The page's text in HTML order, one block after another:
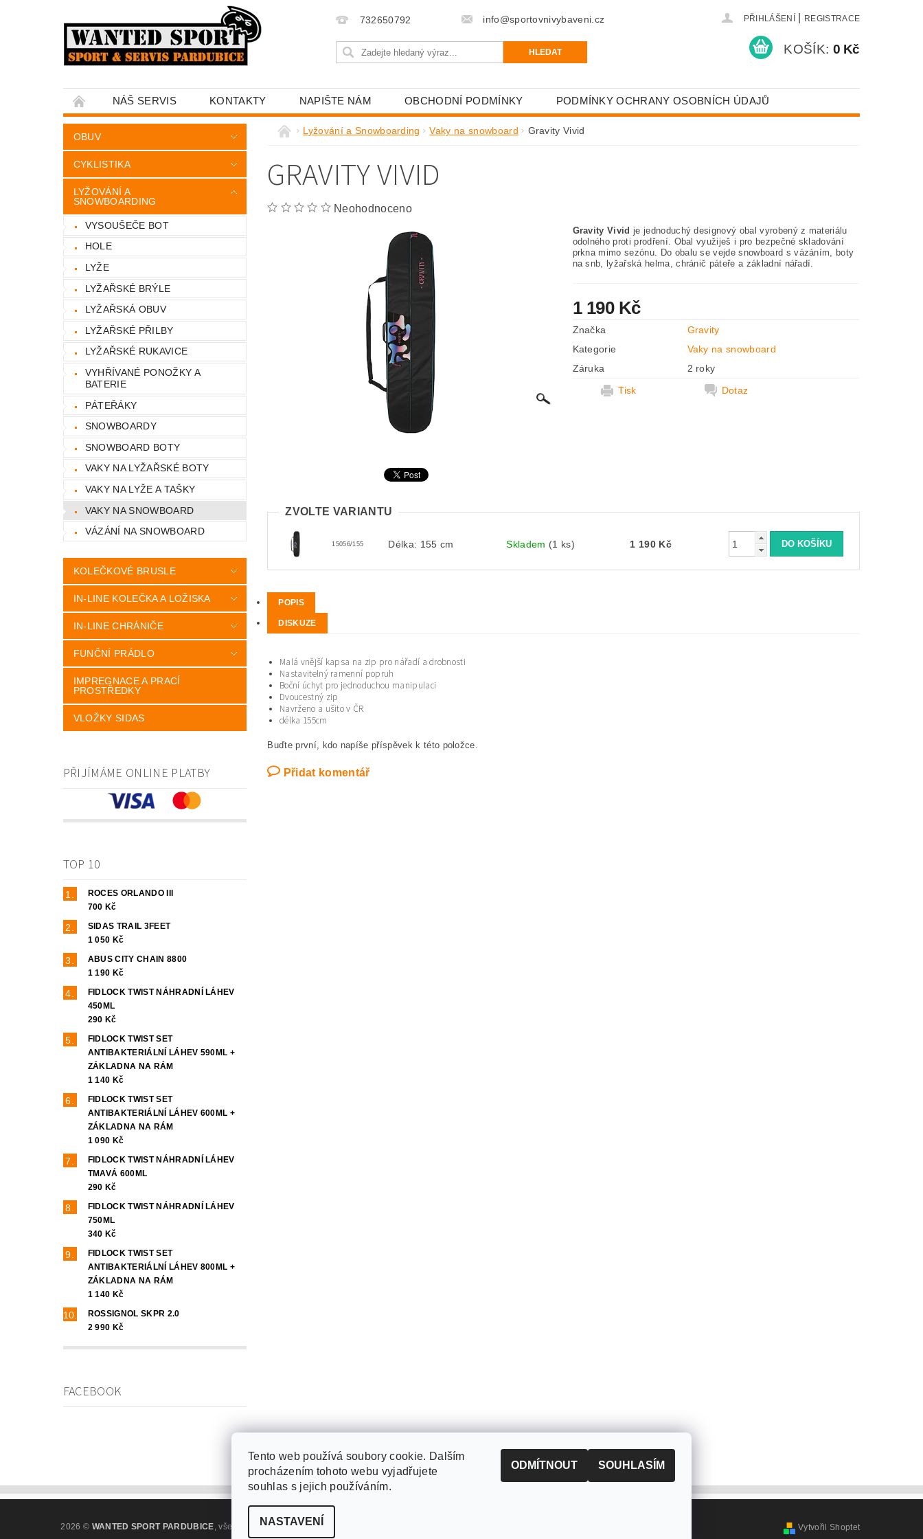
732650792 info@sportovnivybaveni.cz PŘIHLÁŠENÍ REGISTRACE
KOŠÍK: 0 Kč
NÁŠ SERVIS KONTAKTY NAPIŠTE NÁM OBCHODNÍ PODMÍNKY PODMÍNKY OCHRANY OSOBNÍCH ÚDAJŮ
OBUV
CYKLISTIKA
LYŽOVÁNÍ A
SNOWBOARDING
VYSOUŠEČE BOT
HOLE
LYŽE
LYŽAŘSKÉ BRÝLE
LYŽAŘSKÁ OBUV
LYŽAŘSKÉ PŘILBY
LYŽAŘSKÉ RUKAVICE
VYHŘÍVANÉ PONOŽKY A
BATERIE
PÁTEŘÁKY
SNOWBOARDY
SNOWBOARD BOTY
VAKY NA LYŽAŘSKÉ BOTY
VAKY NA LYŽE A TAŠKY
VAKY NA SNOWBOARD
VÁZÁNÍ NA SNOWBOARD
KOLEČKOVÉ BRUSLE
IN-LINE KOLEČKA A LOŽISKA
IN-LINE CHRÁNIČE
FUNČNÍ PRÁDLO
IMPREGNACE A PRACÍ
PROSTŘEDKY
VLOŽKY SIDAS
PŘIJÍMÁME ONLINE PLATBY
TOP 10
ROCES ORLANDO III
700 Kč
SIDAS TRAIL 3FEET
1 050 Kč
ABUS CITY CHAIN 8800
1 190 Kč
FIDLOCK TWIST NÁHRADNÍ LÁHEV
450ML
290 Kč
FIDLOCK TWIST SET
ANTIBAKTERIÁLNÍ LÁHEV 590ML +
ZÁKLADNA NA RÁM
1 140 Kč
FIDLOCK TWIST SET
ANTIBAKTERIÁLNÍ LÁHEV 600ML +
ZÁKLADNA NA RÁM
1 090 Kč
FIDLOCK TWIST NÁHRADNÍ LÁHEV
TMAVÁ 600ML
290 Kč
FIDLOCK TWIST NÁHRADNÍ LÁHEV
750ML
340 Kč
FIDLOCK TWIST SET
ANTIBAKTERIÁLNÍ LÁHEV 800ML +
ZÁKLADNA NA RÁM
1 140 Kč
ROSSIGNOL SKPR 2.0
2 990 Kč
FACEBOOK
Lyžování a Snowboarding Vaky na snowboard Gravity Vivid
GRAVITY VIVID
Neohodnoceno
Gravity Vivid je jednoduchý designový obal vyrobený z materiálu
odolného proti prodření. Obal využiješ i pro bezpečné skladování
prkna mimo sezónu. Do obalu se vejde snowboard s vázáním, boty
na snb, lyžařská helma, chránič páteře a základní nářadí.
1 190 Kč
Značka
Gravity
Kategorie
Vaky na snowboard
Záruka
2 roky
Tisk
Dotaz
ZVOLTE VARIANTU
15056/155 Délka: 155 cm Skladem (1 ks) 1 190 Kč
POPIS
DISKUZE
Malá vnější kapsa na zip pro nářadí a drobnosti
Nastavitelný ramenní popruh
Boční úchyt pro jednoduchou manipulaci
Dvoucestný zip
Navrženo a ušito v ČR
délka 155cm
Buďte první, kdo napíše příspěvek k této položce.
Přidat komentář
2026 © WANTED SPORT PARDUBICE, všechna práva vyhrazenaUpravit nastavení cookies Vytvořil Shoptet
Tento web používá soubory cookie. Dalším
procházením tohoto webu vyjadřujete
souhlas s jejich používáním.
NASTAVENÍ
ODMÍTNOUT SOUHLASÍM